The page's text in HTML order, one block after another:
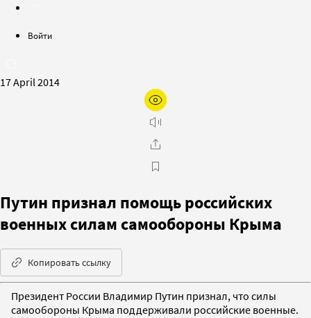
Войти
17 April 2014
Путин признал помощь российских
военных силам самообороны Крыма
Копировать ссылку
Президент России Владимир Путин признал, что силы
самообороны Крыма поддерживали российские военные.